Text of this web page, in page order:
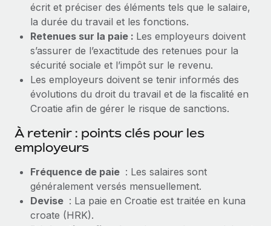
écrit et préciser des éléments tels que le salaire,
la durée du travail et les fonctions.
Retenues sur la paie : Les employeurs doivent
s’assurer de l’exactitude des retenues pour la
sécurité sociale et l’impôt sur le revenu.
Les employeurs doivent se tenir informés des
évolutions du droit du travail et de la fiscalité en
Croatie afin de gérer le risque de sanctions.
À retenir : points clés pour les
employeurs
Fréquence de paie : Les salaires sont
généralement versés mensuellement.
Devise : La paie en Croatie est traitée en kuna
croate (HRK).